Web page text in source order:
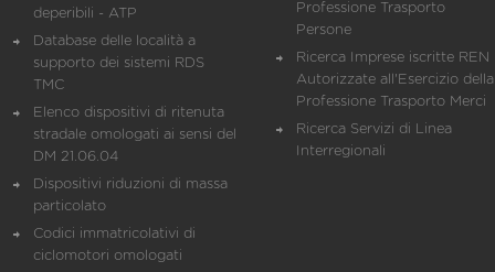
deperibili - ATP
Database delle località a
supporto dei sistemi RDS
TMC
Elenco dispositivi di ritenuta
stradale omologati ai sensi del
DM 21.06.04
Dispositivi riduzioni di massa
particolato
Codici immatricolativi di
ciclomotori omologati
Professione Trasporto
Persone
Ricerca Imprese iscritte REN
Autorizzate all'Esercizio della
Professione Trasporto Merci
Ricerca Servizi di Linea
Interregionali